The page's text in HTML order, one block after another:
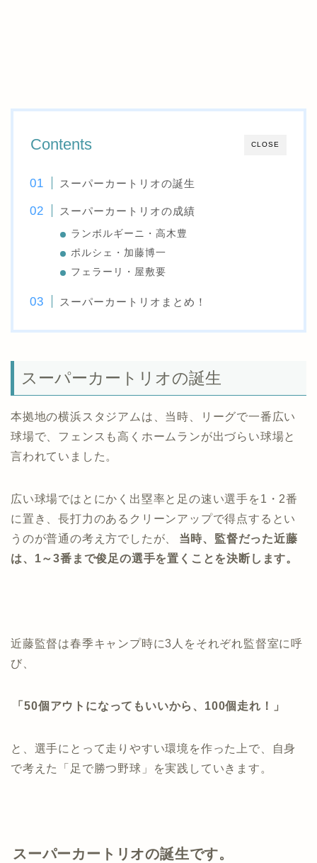
CLOSE
Contents
スーパーカートリオの誕生
スーパーカートリオの成績
ランボルギーニ・高木豊
ポルシェ・加藤博一
フェラーリ・屋敷要
スーパーカートリオまとめ！
スーパーカートリオの誕生
本拠地の横浜スタジアムは、当時、リーグで一番広い
球場で、フェンスも高くホームランが出づらい球場と
言われていました。
広い球場ではとにかく出塁率と足の速い選手を1・2番
に置き、長打力のあるクリーンアップで得点するとい
うのが普通の考え方でしたが、
当時、監督だった近藤
は、1～3番まで俊足の選手を置くことを決断します。
近藤監督は春季キャンプ時に3人をそれぞれ監督室に呼
び、
「50個アウトになってもいいから、100個走れ！」
と、選手にとって走りやすい環境を作った上で、自身
で考えた「足で勝つ野球」を実践していきます。
スーパーカートリオの誕生です。